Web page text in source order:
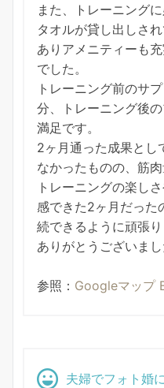
また、トレーニング
タオルが貸し出しさ
ありアメニティーも
でした。
トレーニング前のサ
分、トレーニング後
満足です。
2ヶ月通った成果とし
なかったものの、筋肉
トレーニングの楽し
感できた2ヶ月だった
続できるように頑張り
ありがとうございまし
参照： Googleマップ
夫婦でフォト婚